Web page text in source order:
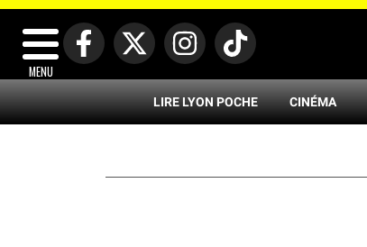
MENU
LIRE LYON POCHE CINÉMA